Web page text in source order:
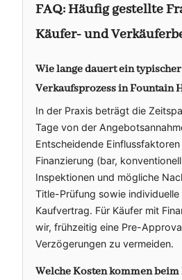
FAQ: Häufig gestellte
Käufer- und
Wie lange dauert ein
Verkaufsprozess in Fountain
In der Praxis beträgt die
Tage von der
Entscheidende
Finanzierung (bar,
Inspektionen und mögliche
Title-Prüfung sowie individuelle
Kaufvertrag. Für Käufer mit
wir, frühzeitig eine Pre-
Verzögerungen zu vermeiden.
Welche Kosten kommen